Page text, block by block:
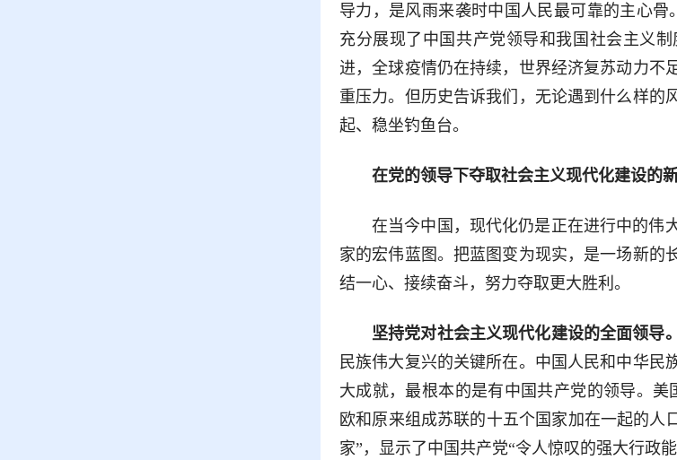
导力，是风雨来袭时中国人民最可靠的主心
充分展现了中国共产党领导和我国社会主义
进，全球疫情仍在持续，世界经济复苏动力不
重压力。但历史告诉我们，无论遇到什么样的
起、稳坐钓鱼台。
在党的领导下夺取社会主义现代化建设的
在当今中国，现代化仍是正在进行中的伟
家的宏伟蓝图。把蓝图变为现实，是一场新的
结一心、接续奋斗，努力夺取更大胜利。
坚持党对社会主义现代化建设的全面领导。
民族伟大复兴的关键所在。中国人民和中华民
大成就，最根本的是有中国共产党的领导。
欧和原来组成苏联的十五个国家加在一起的人
家”，显示了中国共产党“令人惊叹的强大行政